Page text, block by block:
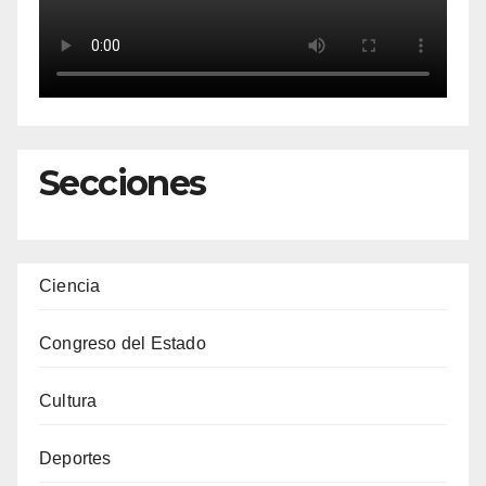
Secciones
Ciencia
Congreso del Estado
Cultura
Deportes